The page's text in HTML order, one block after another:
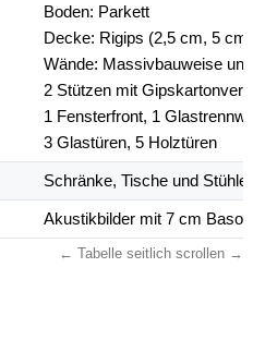
Boden: Parkett
Decke: Rigips (2,5 cm, 5 cm
Wände: Massivbauweise und
2 Stützen mit
1 Fensterfront, 1
3 Glastüren, 5 Holztüren
Schränke, Tische und Stühle
Akustikbilder mit 7 cm